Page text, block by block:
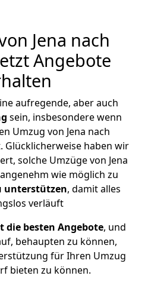
Jena nach
Angebote
aufregende, aber auch
sein, insbesondere wenn
Umzug von Jena nach
Glücklicherweise haben wir
solche Umzüge von Jena
wie möglich zu
unterstützen, damit alles
verläuft
die besten Angebote, und
behaupten zu können,
für Ihren Umzug
bieten zu können.